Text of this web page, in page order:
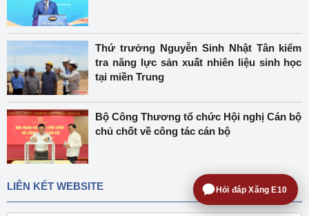
Thứ trưởng Nguyễn Sinh Nhật Tân kiểm
tra năng lực sản xuất nhiên liệu sinh học
tại miền Trung
Bộ Công Thương tổ chức Hội nghị Cán bộ
chủ chốt về công tác cán bộ
LIÊN KẾT WEBSITE Hỏi đáp Xăng E10